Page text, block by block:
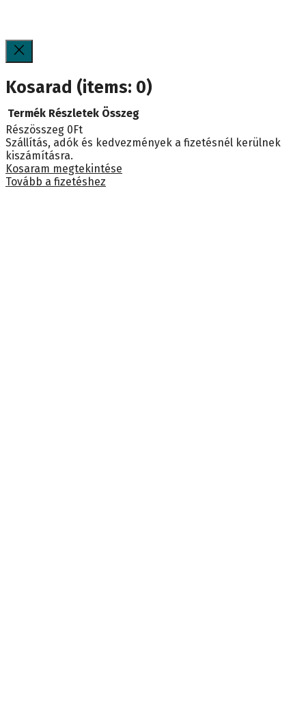
Kosarad (items: 0)
Termékek
a
kosárban
Termék Részletek Összeg
Részösszeg 0Ft
Szállítás, adók és kedvezmények a fizetésnél kerülnek
kiszámításra.
Kosaram megtekintése
Tovább a fizetéshez